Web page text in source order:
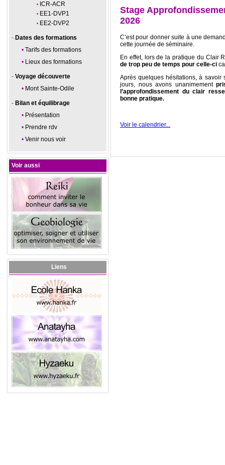
ICR-ACR
EE1-DVP1
EE2-DVP2
Dates des formations
Tarifs des formations
Lieux des formations
Voyage découverte
Mont Sainte-Odile
Bilan et équilibrage
Présentation
Prendre rdv
Venir nous voir
Voir aussi
Liens
Stage
2026
C’est pour donner suite à une
cette journée de séminaire.
En effet, lors de la pratique du Clair
de trop peu de temps pour celle-ci
Après quelques hésitations, à
jours, nous avons unanimement
l’approfondissement du clair
bonne pratique.
Voir le calendrier...